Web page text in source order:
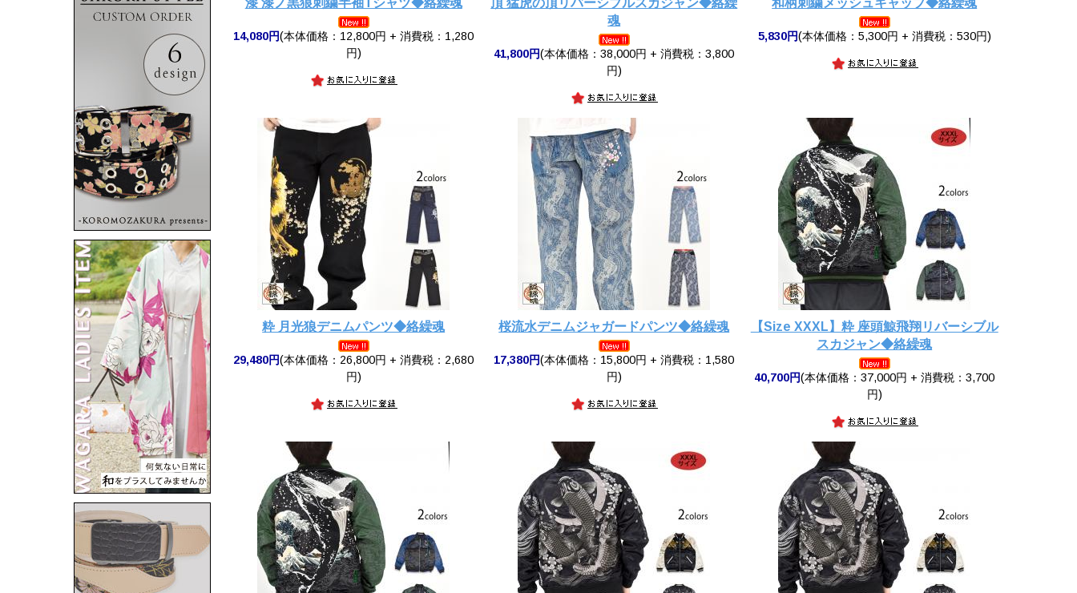
14,080円(本体価格：12,800円 + 消費税：1,280
円)
魂
41,800円(本体価格：38,000円 + 消費税：3,800
円)
5,830円(本体価格：5,300円 + 消費税：530円)
粋 月光狼デニムパンツ◆絡繰魂
29,480円(本体価格：26,800円 + 消費税：2,680
円)
桜流水デニムジャガードパンツ◆絡繰魂
17,380円(本体価格：15,800円 + 消費税：1,580
円)
【Size XXXL】粋 座頭鯨飛翔リバーシブル
スカジャン◆絡繰魂
40,700円(本体価格：37,000円 + 消費税：3,700
円)